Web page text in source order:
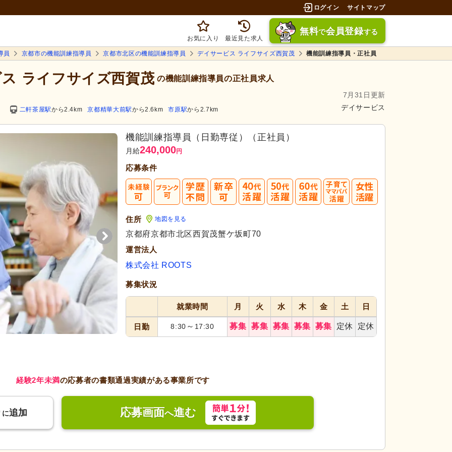
ログイン サイトマップ
お気に入り 最近見た求人
無料で会員登録する
員 京都市の機能訓練指導員 京都市北区の機能訓練指導員 デイサービス ライフサイズ西賀茂 機能訓練指導員・正社員
ライフサイズ西賀茂 の機能訓練指導員の正社員求人
7月31日更新
デイサービス
二軒茶屋駅から2.4km 京都精華大前駅から2.6km 市原駅から2.7km
機能訓練指導員（日勤専従）（正社員）
月給240,000円
応募条件
住所 地図を見る
京都府京都市北区西賀茂蟹ケ坂町70
運営法人
株式会社 ROOTS
募集状況
就業時間 月 火 水 木 金 土 日
日勤 8:30 ～ 17:30 募集 募集 募集 募集 募集 定休 定休
経験2年未満の応募者の書類通過実績がある事業所です
に追加 応募画面へ進む